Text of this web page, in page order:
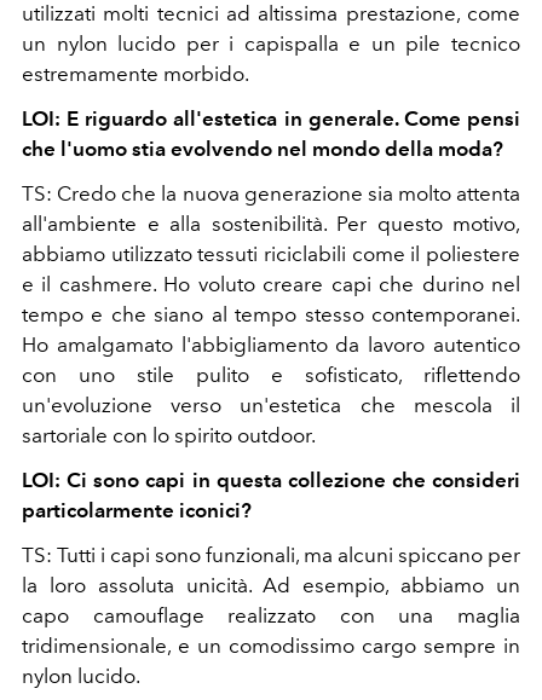
utilizzati molti tecnici ad altissima prestazione, come
un nylon lucido per i capispalla e un pile tecnico
estremamente morbido.
LOI: E riguardo all'estetica in generale. Come pensi
che l'uomo stia evolvendo nel mondo della moda?
TS: Credo che la nuova generazione sia molto attenta
all'ambiente e alla sostenibilità. Per questo motivo,
abbiamo utilizzato tessuti riciclabili come il poliestere
e il cashmere. Ho voluto creare capi che durino nel
tempo e che siano al tempo stesso contemporanei.
Ho amalgamato l'abbigliamento da lavoro autentico
con uno stile pulito e sofisticato, riflettendo
un'evoluzione verso un'estetica che mescola il
sartoriale con lo spirito outdoor.
LOI: Ci sono capi in questa collezione che consideri
particolarmente iconici?
TS: Tutti i capi sono funzionali, ma alcuni spiccano per
la loro assoluta unicità. Ad esempio, abbiamo un
capo camouflage realizzato con una maglia
tridimensionale, e un comodissimo cargo sempre in
nylon lucido.